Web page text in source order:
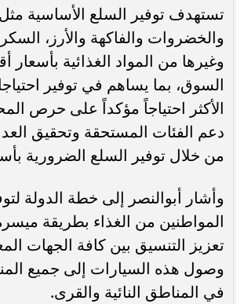
تستهدف توفير السلع الأساسية
والخضروات والفاكهة والأرز،
وغيرها من المواد الغذائية بأسعار
السوق، بما يساهم في توفير
الأكثر احتياجاً مؤكداً على حرص
دعم الفئات المستحقة وتحقيق
من خلال توفير السلع الضرورية
وأشار أبوالنصر إلى خطة الدولة
المواطنين من الغذاء بطريقة
تعزيز التنسيق بين كافة الجهات
وصول هذه السيارات إلى جميع
في المناطق النائية والقرى.